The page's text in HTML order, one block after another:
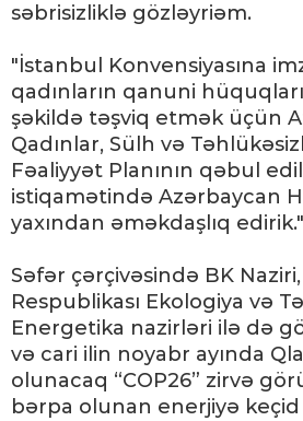
səbrisizliklə gözləyriəm.
"İstanbul Konvensiyasına
qadınların qanuni
şəkildə təşviq etmək üçün
Qadınlar, Sülh və
Fəaliyyət Planının qəbul
istiqamətində Azərbaycan
yaxından əməkdaşlıq edirik."
Səfər çərçivəsində BK
Respublikası Ekologiya və
Energetika nazirləri ilə də
və cari ilin noyabr ayında
olunacaq “COP26” zirvə
bərpa olunan enerjiyə keçid